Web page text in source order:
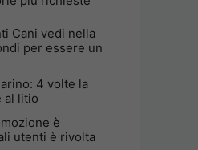
Cani vedi nella
per essere un
4 volte la
al litio
è
utenti è rivolta